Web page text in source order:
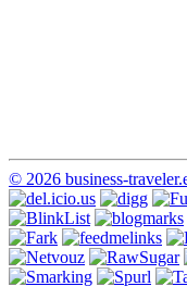
© 2026 business-